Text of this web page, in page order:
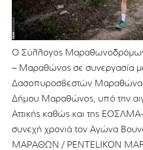
Ο Σύλλογος
– Μαραθώνος σε συνεργασία
Δασοπυροσβεστών Μαραθώνα,
Δήμου Μαραθώνος, υπό την
Αττικής καθώς και της ΕΟΣΛΜΑ-
συνεχή χρονιά τον Αγώνα
ΜΑΡΑΘΩΝ / PENTELIKON